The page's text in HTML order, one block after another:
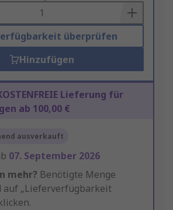
überprüfen
Hinzufügen
Lieferung für
ab 100,00 €
ausverkauft
07. September 2026
mehr? Benötigte Menge
auf „Lieferverfügbarkeit